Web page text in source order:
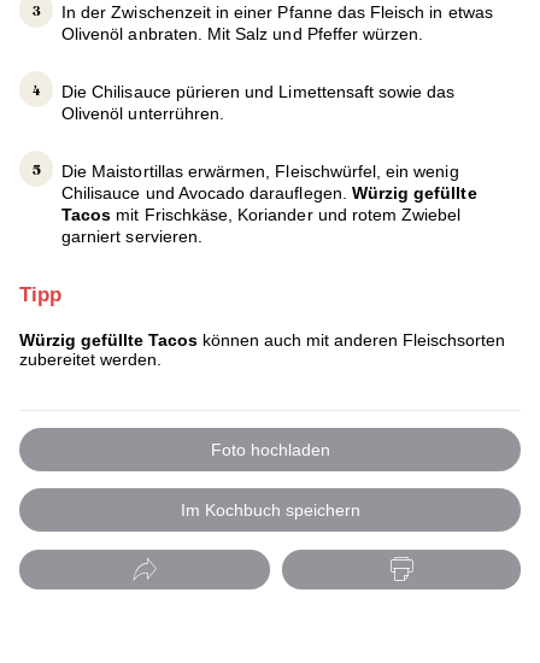
In der Zwischenzeit in einer Pfanne das Fleisch in etwas
Olivenöl anbraten. Mit Salz und Pfeffer würzen.
Die Chilisauce pürieren und Limettensaft sowie das
Olivenöl unterrühren.
Die Maistortillas erwärmen, Fleischwürfel, ein wenig
Chilisauce und Avocado darauflegen. Würzig gefüllte
Tacos mit Frischkäse, Koriander und rotem Zwiebel
garniert servieren.
Tipp
Würzig gefüllte Tacos können auch mit anderen Fleischsorten
zubereitet werden.
Foto hochladen
Im Kochbuch speichern